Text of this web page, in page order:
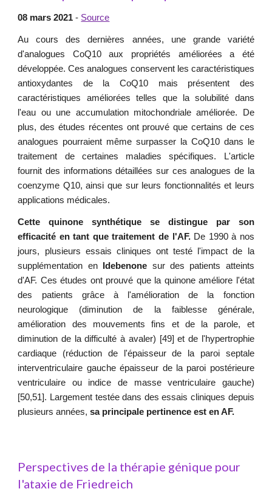
08 mars 2021 - Source
Au cours des dernières années, une grande variété
d'analogues CoQ10 aux propriétés améliorées a été
développée. Ces analogues conservent les caractéristiques
antioxydantes de la CoQ10 mais présentent des
caractéristiques améliorées telles que la solubilité dans
l'eau ou une accumulation mitochondriale améliorée. De
plus, des études récentes ont prouvé que certains de ces
analogues pourraient même surpasser la CoQ10 dans le
traitement de certaines maladies spécifiques. L'article
fournit des informations détaillées sur ces analogues de la
coenzyme Q10, ainsi que sur leurs fonctionnalités et leurs
applications médicales.
Cette quinone synthétique se distingue par son
efficacité en tant que traitement de l'AF.De 1990 à nos
jours, plusieurs essais cliniques ont testé l'impact de la
supplémentation en
Idebenone sur des patients atteints
d'AF. Ces études ont prouvé que la quinone améliore l'état
des patients grâce à l'amélioration de la fonction
neurologique (diminution de la faiblesse générale,
amélioration des mouvements fins et de la parole, et
diminution de la difficulté à avaler) [49] et de l'hypertrophie
cardiaque (réduction de l'épaisseur de la paroi septale
interventriculaire gauche épaisseur de la paroi postérieure
ventriculaire ou indice de masse ventriculaire gauche)
[50,51]. Largement testée dans des essais cliniques depuis
plusieurs années,sa principale pertinence est en AF.
Perspectives de la thérapie génique pour
l'ataxie de Friedreich